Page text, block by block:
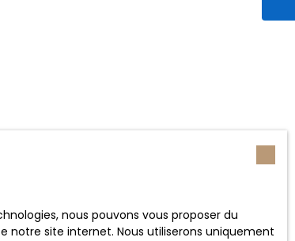
nous pouvons vous proposer du
site internet. Nous utiliserons uniquement